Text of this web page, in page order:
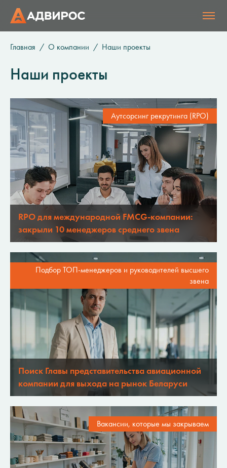
Главная О компании Наши проекты
Наши проекты
Аутсорсинг рекрутинга (RPO)
RPO для международной FMCG-компании:
закрыли 10 менеджеров среднего звена
Подбор ТОП-менеджеров и руководителей высшего
звена
Поиск Главы представительства авиационной
компании для выхода на рынок Беларуси
Вакансии, которые мы закрываем